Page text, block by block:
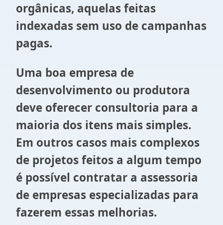
orgânicas, aquelas feitas
indexadas sem uso de campanhas
pagas.
Uma boa empresa de
desenvolvimento ou produtora
deve oferecer consultoria para a
maioria dos itens mais simples.
Em outros casos mais complexos
de projetos feitos a algum tempo
é possível contratar a assessoria
de empresas especializadas para
fazerem essas melhorias.